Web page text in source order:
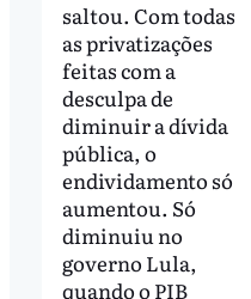
saltou. Com todas
as privatizações
feitas com a
desculpa de
diminuir a dívida
pública, o
endividamento só
aumentou. Só
diminuiu no
governo Lula,
quando o PIB